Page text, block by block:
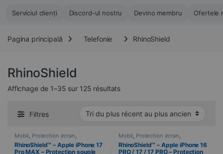
Serviciul clienți Discord-ul nostru Devino membru Ofertele
Pagina principală Telefonie RhinoShield
RhinoShield
Affichage de 1–35 sur 125 résultatsTrié du plus récent au plus
Filtres
Mobil, Protection écran,
RhinoShield ,Telefonie ,Verres
trempés
RhinoShield™ – Apple iPhone 17
Pro MAX – Protection souple
Mobil, Protection écran,
RhinoShield ,Telefonie ,Verres
trempés
RhinoShield™ – Apple iPhone 16
PRO / 17 / 17 PRO – Protection